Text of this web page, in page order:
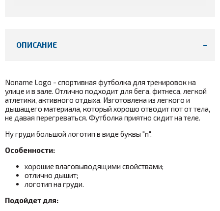
ОПИСАНИЕ
Noname Logo - спортивная футболка для тренировок на
улице и в зале. Отлично подходит для бега, фитнеса, легкой
атлетики, активного отдыха. Изготовлена из легкого и
дышащего материала, который хорошо отводит пот от тела,
не давая перегреваться. Футболка приятно сидит на теле.
Ну груди большой логотип в виде буквы "n".
Особенности:
хорошие влаговыводящими свойствами;
отлично дышит;
логотип на груди.
Подойдет для: